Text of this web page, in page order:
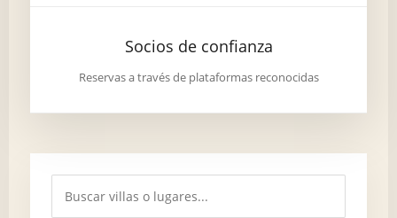
Socios de confianza
Reservas a través de plataformas reconocidas